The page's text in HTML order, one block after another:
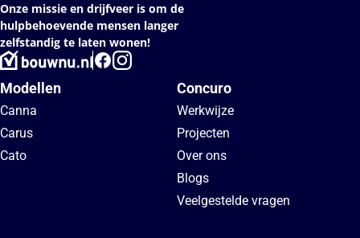
Onze missie en drijfveer is om de
hulpbehoevende mensen langer
zelfstandig te laten wonen!
Modellen
Canna
Carus
Cato
Concuro
Werkwijze
Projecten
Over ons
Blogs
Veelgestelde vragen